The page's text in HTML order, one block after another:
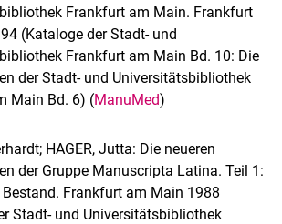
Frankfurt am Main. Frankfurt
(Kataloge der Stadt- und
Frankfurt am Main Bd. 10: Die
der Stadt- und Universitätsbibliothek
Main Bd. 6) (ManuMed)
HAGER, Jutta: Die neueren
der Gruppe Manuscripta Latina. Teil 1:
Frankfurt am Main 1988
Stadt- und Universitätsbibliothek